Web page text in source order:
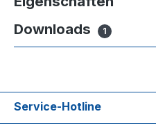
Downloads
1
Service-Hotline